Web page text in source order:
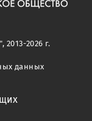
2026 г.
данных